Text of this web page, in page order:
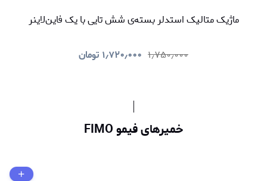
ماژیک متالیک استدلر بسته‌ی شش تایی با یک فاین‌لاینر
۱٫۷۵۰٫۰۰۰ ۱٫۷۲۰٫۰۰۰ تومان
خمیرهای فیمو FIMO